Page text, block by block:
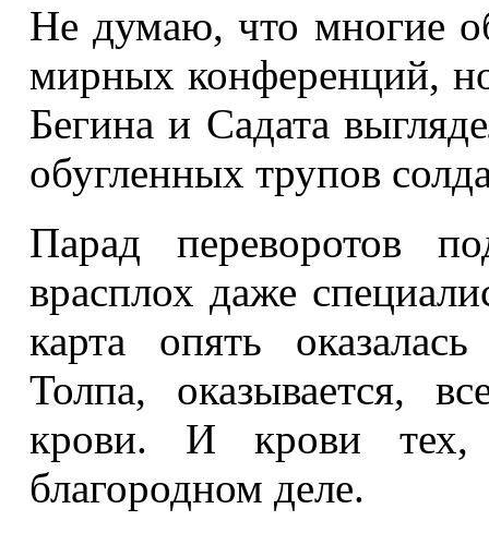
Не думаю, что многие
мирных конференций,
Бегина и Садата
обугленных трупов
Парад переворотов
врасплох даже
карта опять
Толпа, оказывается,
крови. И крови
благородном деле.